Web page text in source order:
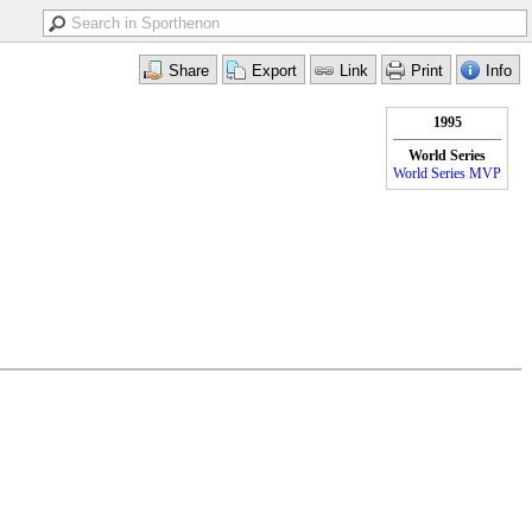
1995
World Series
World Series MVP